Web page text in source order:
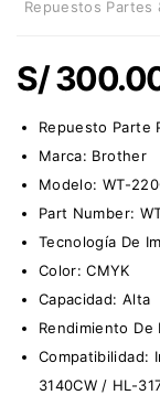
Repuestos Partes
S/
Repuesto Parte
Marca: Brother
Modelo: WT-
Part Number:
Tecnología De
Color: CMYK
Capacidad: Alta
Rendimiento De
Compatibilidad:
3140CW / HL-